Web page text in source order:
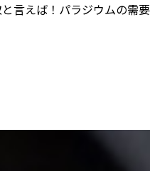
言えば！パラジウムの需